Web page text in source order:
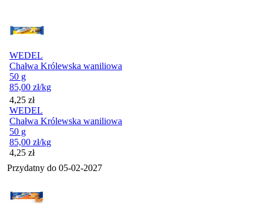
WEDEL
Chałwa Królewska waniliowa
50 g
85,00 zł/kg
Cena
4,25 zł
WEDEL
Chałwa Królewska waniliowa
50 g
85,00 zł/kg
Cena
4,25 zł
Przydatny do 05-02-2027